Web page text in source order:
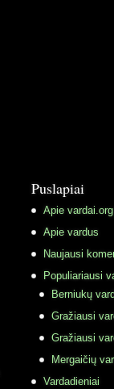
Puslapiai
Apie vardai.org
Apie vardus
Naujausi
Populiariausi
Berniukų
Gražiausi
Gražiausi
Mergaičių
Vardadieniai